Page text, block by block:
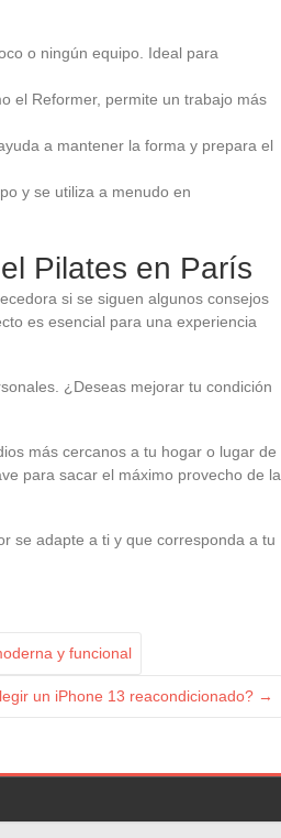
o ningún equipo. Ideal para
el Reformer, permite un trabajo más
a mantener la forma y prepara el
y se utiliza a menudo en
Pilates en París
si se siguen algunos consejos
es esencial para una experiencia
¿Deseas mejorar tu condición
más cercanos a tu hogar o lugar de
para sacar el máximo provecho de la
se adapte a ti y que corresponda a tu
y funcional
un iPhone 13 reacondicionado? →